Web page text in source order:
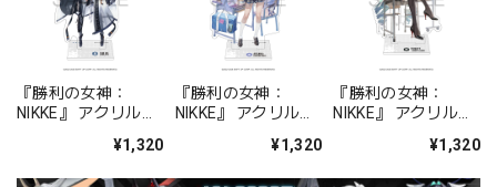
『勝利の女神：
NIKKE』 アクリルス
¥1,320
『勝利の女神：
NIKKE』 アクリルス
ォーチュンメイト
¥1,320
『勝利の女神：
NIKKE』 アクリルス
シャープレッスン
¥1,320